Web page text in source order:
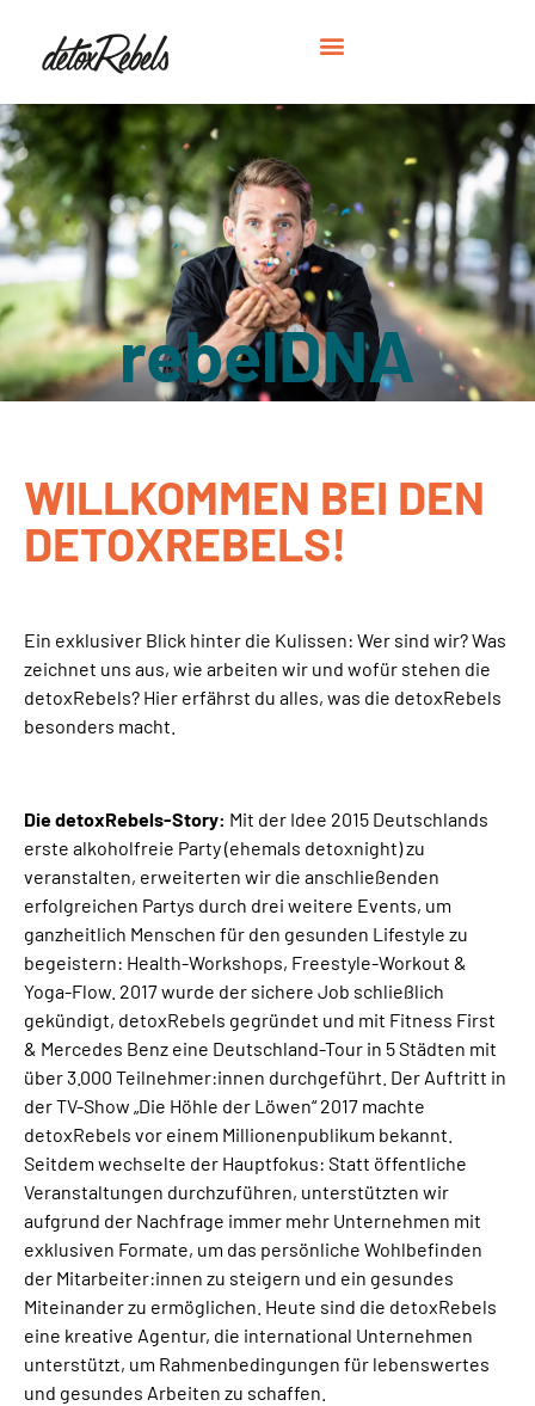
rebelDNA
WILLKOMMEN BEI DEN
DETOXREBELS!
Ein exklusiver Blick hinter die Kulissen: Wer sind wir? Was
zeichnet uns aus, wie arbeiten wir und wofür stehen die
detoxRebels? Hier erfährst du alles, was die detoxRebels
besonders macht.
Die detoxRebels-Story: Mit der Idee 2015 Deutschlands
erste alkoholfreie Party (ehemals detoxnight) zu
veranstalten, erweiterten wir die anschließenden
erfolgreichen Partys durch drei weitere Events, um
ganzheitlich Menschen für den gesunden Lifestyle zu
begeistern: Health-Workshops, Freestyle-Workout &
Yoga-Flow. 2017 wurde der sichere Job schließlich
gekündigt, detoxRebels gegründet und mit Fitness First
& Mercedes Benz eine Deutschland-Tour in 5 Städten mit
über 3.000 Teilnehmer:innen durchgeführt. Der Auftritt in
der TV-Show „Die Höhle der Löwen“ 2017 machte
detoxRebels vor einem Millionenpublikum bekannt.
Seitdem wechselte der Hauptfokus: Statt öffentliche
Veranstaltungen durchzuführen, unterstützten wir
aufgrund der Nachfrage immer mehr Unternehmen mit
exklusiven Formate, um das persönliche Wohlbefinden
der Mitarbeiter:innen zu steigern und ein gesundes
Miteinander zu ermöglichen. Heute sind die detoxRebels
eine kreative Agentur, die international Unternehmen
unterstützt, um Rahmenbedingungen für lebenswertes
und gesundes Arbeiten zu schaffen.